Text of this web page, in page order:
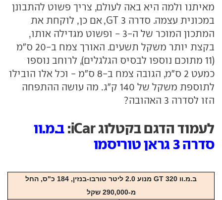
מאיתנו ולמה היא באה לעולם, צריך פשוט להתבונן
במכונית עצמה. סדרה 3 GT, אם כן, לוקחת את
המתכון המוכר של ה-3 - ופשוט מגדילה אותו,
בקצת יותר משקל תשעים. האורך צמח ב-20 ס"מ
(11 מתוכם נוספו לבסיס הגלגלים), לרוחב נוספו
כמעט 2 ס"מ, הגובה צמח ב-8 ס"מ - וכל אלו הובילו
לתוספת משקל של 140 ק"ג. מה עושה ההתפחה
הזו לסדרה 3 האהובה?
לעמוד הדגם בקטלוג iCar:
ב.מ.וו
סדרה 3 גראן טוריסמו
ב.מ.וו 320 GT מנוע 2.0 ליטר טורבו-בנזין, 184 כ"ס, החל
מ-290,000 שקל